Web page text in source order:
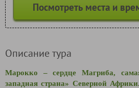
Посмотреть места и
Описание тура
Марокко – сердце Магриба,
западная страна» Северной